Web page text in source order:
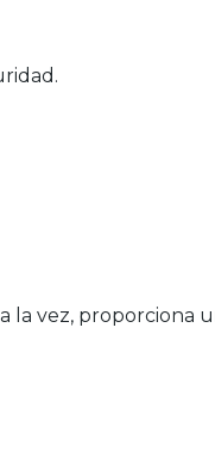
la vez, proporciona